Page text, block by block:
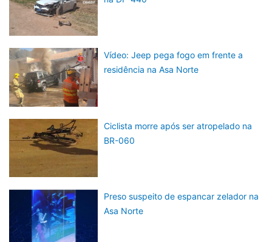
Vídeo: Jeep pega fogo em frente a
residência na Asa Norte
Ciclista morre após ser atropelado na
BR-060
Preso suspeito de espancar zelador na
Asa Norte